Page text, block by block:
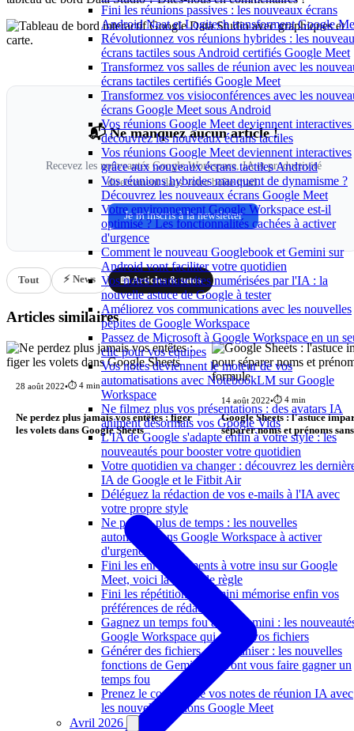
Fini les réunions passives : les nouveaux écrans
Android Neat et Logitech transforment Google
Révolutionnez vos réunions hybrides : les
écrans tactiles sous Android certifiés Google Meet
Transformez vos salles de réunion avec les
écrans tactiles certifiés Google Meet
Transformez vos visioconférences avec les
écrans Google Meet sous Android
Vos réunions Google Meet deviennent interactives
découvrez les nouveaux écrans tactiles
Vos réunions Google Meet deviennent interactives
grâce aux nouveaux écrans tactiles Android
Vos réunions hybrides manquent de dynamisme ?
Découvrez les nouveaux écrans Google Meet
Votre environnement Google Workspace est-il
optimisé ? Les fonctionnalités cachées à activer
d'urgence
Comment le nouveau Googlebook et Gemini sur
Android vont faciliter votre quotidien
Vos notes manuscrites numérisées par l'IA : la
nouvelle astuce de Google à tester
Améliorez vos communications avec les nouvelles
pépites de Google Workspace
Passez de Microsoft à Google Workspace en un
clic pour vos équipes
Vos notes deviennent le moteur de vos
automatisations avec NotebookLM sur Google
Workspace
Ne filmez plus vos présentations : des avatars IA
animent désormais vos Google Vids
L'IA de Google s'adapte enfin à votre style : les
nouveautés pour booster votre quotidien
Votre quotidien va changer : découvrez les
IA de Google et le Fitbit Air
Déléguez la rédaction de vos e-mails à l'IA avec
votre propre style
Ne perdez plus de temps : les nouvelles
automatisations Google Workspace à activer
d'urgence
Fini les enregistrements à votre insu sur Google
Meet, voici la nouvelle règle
Fini les répétitions : Gemini mémorise enfin vos
préférences de rédaction
Gagnez un temps fou avec Gemini : les
Google Workspace qui créent vos fichiers
Générer des fichiers et s'organiser : les nouvelles
fonctions de Gemini qui vont vous faire gagner un
temps fou
Prenez le contrôle de vos notes de réunion IA avec
les nouvelles options Google Meet
Avril 2026
📬 Ne manquez aucun article !
Recevez les nouveautés Google Workspace, IA et productivité
directement dans votre boîte mail.
Je m'inscris à la newsletter
Tout ⚡ News 📖 Articles & tutos
Articles similaires
28 août 2022•⏱️ 4 min
Ne perdez plus jamais vos entêtes : figer
les volets dans Google Sheets
14 août 2022•⏱️ 4 min
Google Sheets : l'astuce
séparer noms et prénoms